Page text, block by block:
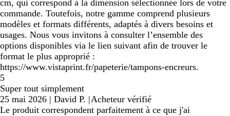
cm, qui correspond à la dimension sélectionnée lors de votre
commande. Toutefois, notre gamme comprend plusieurs
modèles et formats différents, adaptés à divers besoins et
usages. Nous vous invitons à consulter l’ensemble des
options disponibles via le lien suivant afin de trouver le
format le plus approprié :
https://www.vistaprint.fr/papeterie/tampons-encreurs.
5
Super tout simplement
25 mai 2026 | David P. |Acheteur vérifié
Le produit correspondent parfaitement à ce que j'ai